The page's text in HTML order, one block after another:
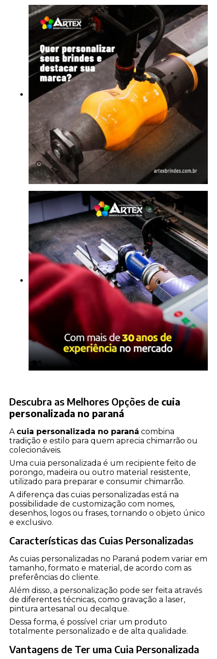
Descubra as Melhores Opções de cuia
personalizada no paraná
A cuia personalizada no paraná combina
tradição e estilo para quem aprecia chimarrão ou
colecionáveis.
Uma cuia personalizada é um recipiente feito de
porongo, madeira ou outro material resistente,
utilizado para preparar e consumir chimarrão.
A diferença das cuias personalizadas está na
possibilidade de customização com nomes,
desenhos, logos ou frases, tornando o objeto único
e exclusivo.
Características das Cuias Personalizadas
As cuias personalizadas no Paraná podem variar em
tamanho, formato e material, de acordo com as
preferências do cliente.
Além disso, a personalização pode ser feita através
de diferentes técnicas, como gravação a laser,
pintura artesanal ou decalque.
Dessa forma, é possível criar um produto
totalmente personalizado e de alta qualidade.
Vantagens de Ter uma Cuia Personalizada